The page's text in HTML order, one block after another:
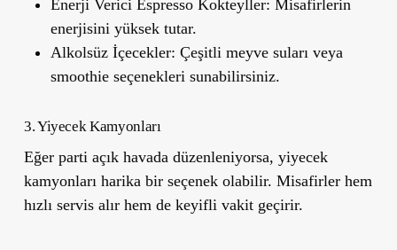
Enerji Verici Espresso Kokteyller: Misafirlerin
enerjisini yüksek tutar.
Alkolsüz İçecekler: Çeşitli meyve suları veya
smoothie seçenekleri sunabilirsiniz.
3. Yiyecek Kamyonları
Eğer parti açık havada düzenleniyorsa, yiyecek
kamyonları harika bir seçenek olabilir. Misafirler hem
hızlı servis alır hem de keyifli vakit geçirir.